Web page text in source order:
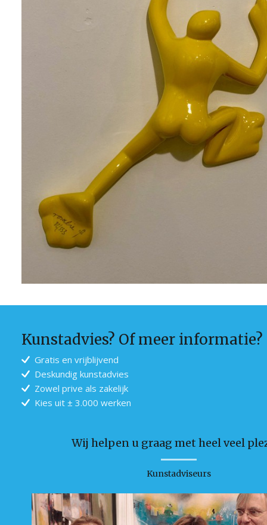
Kunstadvies? Of meer informatie?
Gratis en vrijblijvend
Deskundig kunstadvies
Zowel prive als zakelijk
Kies uit ± 3.000 werken
Wij helpen u graag met heel veel
Kunstadviseurs